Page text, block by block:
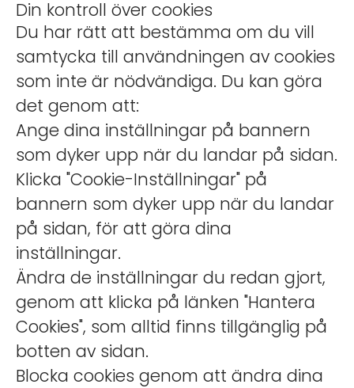
Din kontroll över cookies
Du har rätt att bestämma om du vill
samtycka till användningen av cookies
som inte är nödvändiga. Du kan göra
det genom att:
Ange dina inställningar på bannern
som dyker upp när du landar på sidan.
Klicka "Cookie-Inställningar" på
bannern som dyker upp när du landar
på sidan, för att göra dina
inställningar.
Ändra de inställningar du redan gjort,
genom att klicka på länken "Hantera
Cookies", som alltid finns tillgänglig på
botten av sidan.
Blocka cookies genom att ändra dina